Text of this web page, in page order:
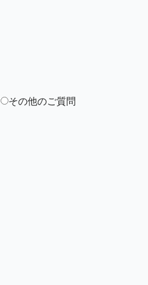
その他のご質問